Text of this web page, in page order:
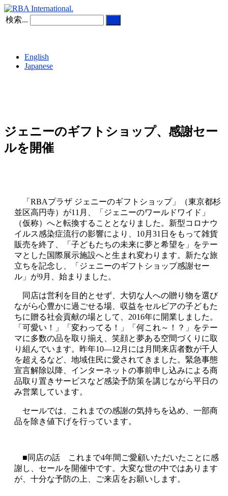
検索...
English
Japanese
ジェニーのギフトショップ、感謝セー
ルを開催
「RBAプラザ ジェニーのギフトショップ」（東京都杉
並区高円寺）が11月、「ジェニーのワールドワイド」
（仮称）へと転換することとなりました。新型コロナウ
イルス感染症流行の影響により、10月31日をもって雑貨
販売を終了、「子どもたちの未来に夢と希望を」をテー
マとした国際展示施設へと生まれ変わります。新たな旅
立ちを記念し、「ジェニーのギフトショップ感謝セー
ル」が9月、始まりました。
同店は営利を目的とせず、大切な人への贈り物を選び
ながら心豊かに過ごせる場、収益をセルビアの子どもた
ちに贈る社会貢献の場として、2016年に開業しました。
「可愛い！」「変わってる！」「何これ～！？」をテー
マに多数の品を取り揃え、笑顔と夢ある空間づくりに取
り組んでいます。昨年10―12月には月間来店者数が千人
を超えるなど、地域住民に愛されてきました。緊急事態
宣言解除以降、インターネットの事前申し込みによる商
品取り置きサービスなど感染予防策を講じながら平日の
み営業しています。
セールでは、これまでの感謝の気持ちを込め、一部商
品を除き値下げを行っています。
■同店の話 これまで4年間ご愛顧いただいたことに感
謝し、セールを開催中です。大変な世の中ではあります
が、十分な予防の上、ご来店をお願いします。